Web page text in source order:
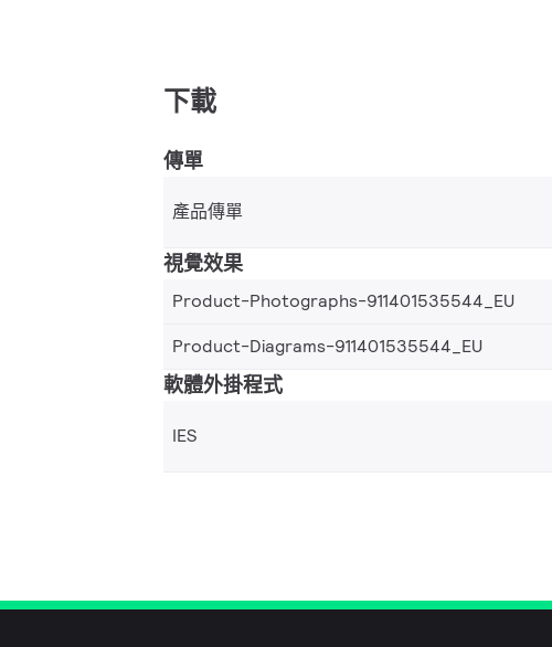
下載
傳單
產品傳單
視覺效果
Product-Photographs-911401535544_EU
Product-Diagrams-911401535544_EU
軟體外掛程式
IES